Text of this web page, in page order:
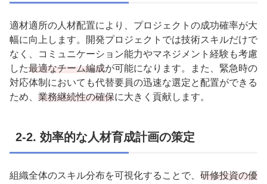
適材適所の人材配置により、プロジェクトの成功確率が大
幅に向上します。開発プロジェクトでは技術スキルだけで
なく、コミュニケーション能力やマネジメント経験も考慮
した最適なチーム編成が可能になります。また、緊急時の
対応体制においても代替要員の迅速な選定と配置ができる
ため、 業務継続性の確保に大きく貢献します。
2-2. 効率的な人材育成計画の策定
組織全体のスキル分布を可視化することで、 研修投資の優